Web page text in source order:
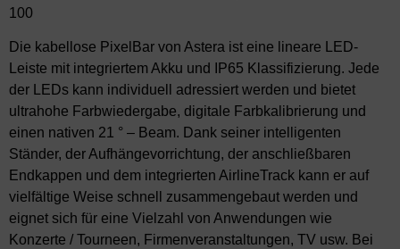
100
Die kabellose PixelBar von Astera ist eine lineare LED-
Leiste mit integriertem Akku und IP65 Klassifizierung. Jede
der LEDs kann individuell adressiert werden und bietet
ultrahohe Farbwiedergabe, digitale Farbkalibrierung und
einen nativen 21 ° – Beam. Dank seiner intelligenten
Ständer, der Aufhängevorrichtung, der anschließbaren
Endkappen und dem integrierten AirlineTrack kann er auf
vielfältige Weise schnell zusammengebaut werden und
eignet sich für eine Vielzahl von Anwendungen wie
Konzerte / Tourneen, Firmenveranstaltungen, TV usw. Bei